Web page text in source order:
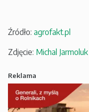
Źródło: agrofakt.pl
Zdjęcie: Michal Jarmoluk
Reklama